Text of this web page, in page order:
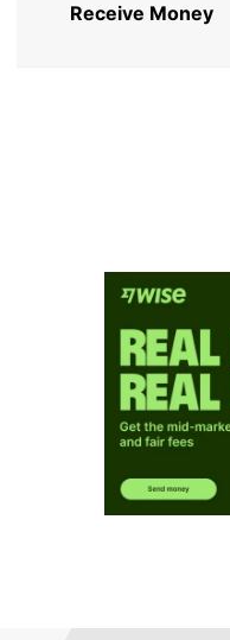
Receive Money